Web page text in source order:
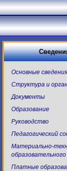
Основные сведения
Структура и
Документы
Образование
Руководство
Педагогический
Материально-
Платные